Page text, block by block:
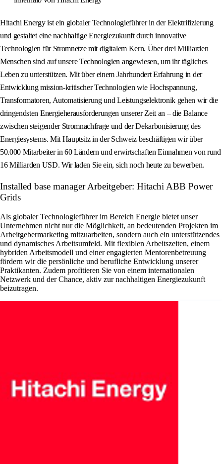
Hitachi Energy ist ein globaler Technologieführer in der Elektrifizierung
und gestaltet eine nachhaltige Energiezukunft durch innovative
Technologien für Stromnetze mit digitalem Kern. Über drei Milliarden
Menschen sind auf unsere Technologien angewiesen, um ihr tägliches
Leben zu unterstützen. Mit über einem Jahrhundert Erfahrung in der
Entwicklung mission-kritischer Technologien wie Hochspannung,
Transformatoren, Automatisierung und Leistungselektronik gehen wir die
dringendsten Energieherausforderungen unserer Zeit an – die Balance
zwischen steigender Stromnachfrage und der Dekarbonisierung des
Energiesystems. Mit Hauptsitz in der Schweiz beschäftigen wir über
50.000 Mitarbeiter in 60 Ländern und erwirtschaften Einnahmen von rund
16 Milliarden USD. Wir laden Sie ein, sich noch heute zu bewerben.
Installed base manager Arbeitgeber: Hitachi ABB Power
Grids
Als globaler Technologieführer im Bereich Energie bietet unser
Unternehmen nicht nur die Möglichkeit, an bedeutenden Projekten im
Arbeitgebermarketing mitzuarbeiten, sondern auch ein unterstützendes
und dynamisches Arbeitsumfeld. Mit flexiblen Arbeitszeiten, einem
hybriden Arbeitsmodell und einer engagierten Mentorenbetreuung
fördern wir die persönliche und berufliche Entwicklung unserer
Praktikanten. Zudem profitieren Sie von einem internationalen
Netzwerk und der Chance, aktiv zur nachhaltigen Energiezukunft
beizutragen.